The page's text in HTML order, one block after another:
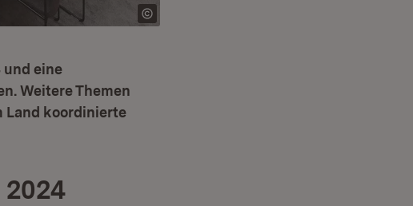
und eine
Weitere Themen
Land koordinierte